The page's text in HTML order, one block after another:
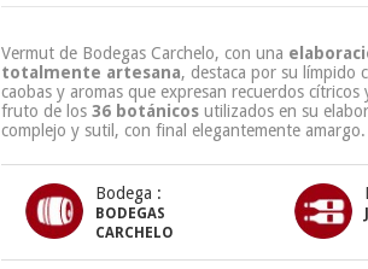
Vermut de Bodegas Carchelo, con una
totalmente artesana, destaca por su límpido
caobas y aromas que expresan recuerdos cítricos
fruto de los 36 botánicos utilizados en su
complejo y sutil, con final elegantemente amargo.
Bodega :
BODEGAS
CARCHELO